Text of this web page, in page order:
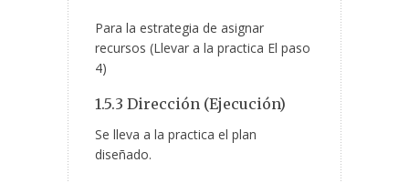
Para la estrategia de asignar
recursos (Llevar a la practica El paso
4)
1.5.3 Dirección (Ejecución)
Se lleva a la practica el plan
diseñado.